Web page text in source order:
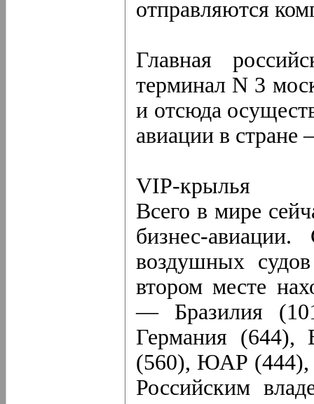
отправляются
Главная
терминал N 3
и отсюда
авиации в стране
VIP-крылья
Всего в мире
бизнес-
воздушных
втором месте
— Бразилия
Германия (644),
(560), ЮАР (444),
Российским